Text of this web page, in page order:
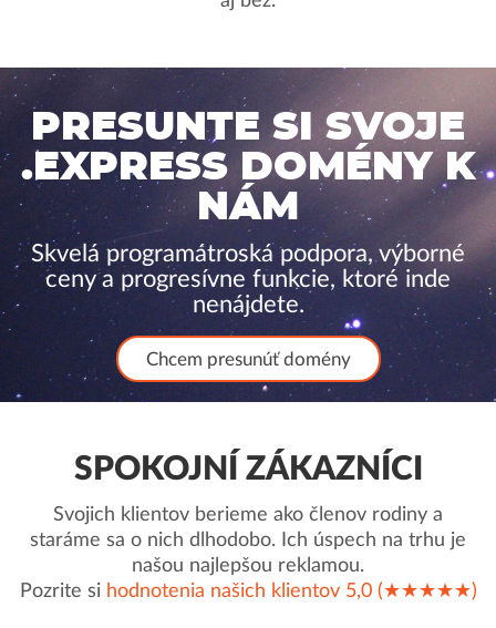
PRESUNTE SI SVOJE
.EXPRESS DOMÉNY K
NÁM
Skvelá programátroská podpora, výborné
ceny a progresívne funkcie, ktoré inde
nenájdete.
Chcem presunúť domény
SPOKOJNÍ ZÁKAZNÍCI
Svojich klientov berieme ako členov rodiny a
staráme sa o nich dlhodobo. Ich úspech na trhu je
našou najlepšou reklamou.
Pozrite si hodnotenia našich klientov 5,0 (★★★★★)